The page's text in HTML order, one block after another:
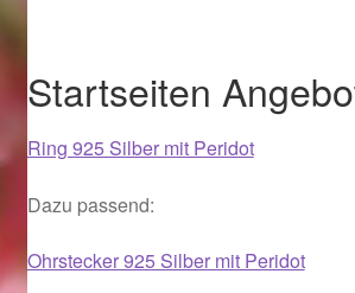
Geschenkideen für Weihnachten 2025
Startseiten
Ring 925 Silber mit Peridot
Dazu passend:
Ohrstecker 925 Silber mit Peridot